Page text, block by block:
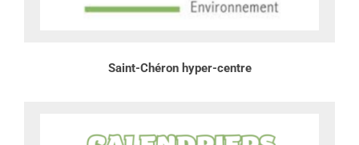
Saint-Chéron hyper-centre